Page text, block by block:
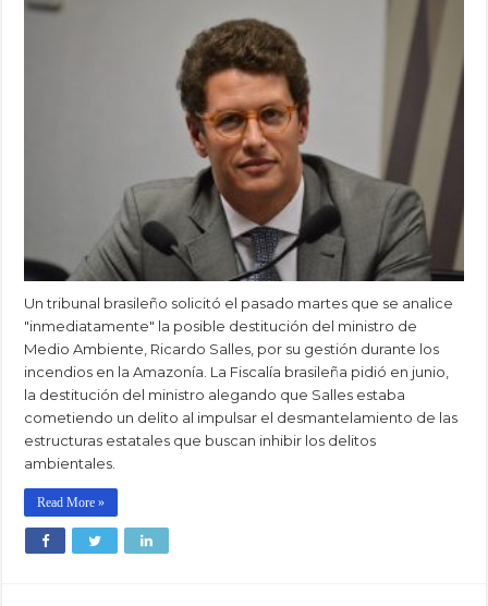
Un tribunal brasileño solicitó el pasado martes que se analice
"inmediatamente" la posible destitución del ministro de
Medio Ambiente, Ricardo Salles, por su gestión durante los
incendios en la Amazonía. La Fiscalía brasileña pidió en junio,
la destitución del ministro alegando que Salles estaba
cometiendo un delito al impulsar el desmantelamiento de las
estructuras estatales que buscan inhibir los delitos
ambientales.
Read More »